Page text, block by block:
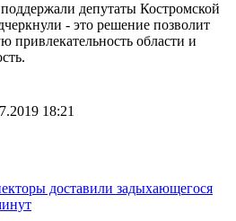
депутаты Костромской
- это решение позволит
привлекательность области и
18:21
доставили задыхающегося